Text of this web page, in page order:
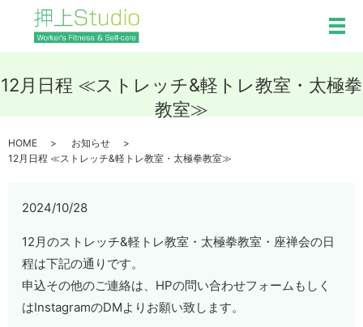
メ
12月日程 ≪ストレッチ&軽トレ教室・太極拳
教室≫
HOME
お知らせ
12月日程 ≪ストレッチ&軽トレ教室・太極拳教室≫
2024/10/28
12月のストレッチ&軽トレ教室・太極拳教室・座禅会の日
程は下記の通りです。
申込その他のご連絡は、HPの問い合わせフォームもしく
はInstagramのDMよりお願い致します。